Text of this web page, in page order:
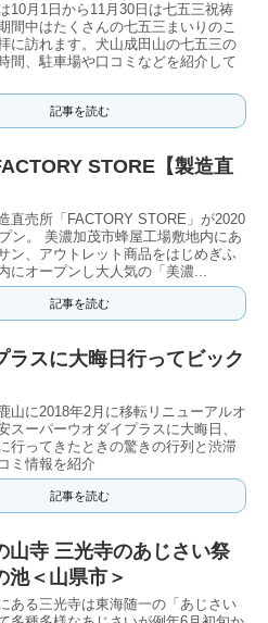
10月1日から11月30日は七五三祝祷
間中はたくさんの七五三まいりのこ
に訪れます。犬山成田山の七五三の
間、駐車場や口コミなどを紹介して
記事を読む
STORE【製造直
直売所「FACTORY STORE」が2020
ン。 美濃加茂市蜂屋工場敷地内にあ
ン、アウトレット商品をはじめぎふ
にオープンし大人気の「美濃...
記事を読む
ラスに大晦日行ってビック
山に2018年2月に移転リニューアルオ
スーパーウオダイプラスに大晦日、
行ってきたときの驚きの行列と渋滞
ミ情報を紹介
記事を読む
山寺 三光寺のあじさい祭
池＜山県市＞
ある三光寺は東海随一の「あじさい